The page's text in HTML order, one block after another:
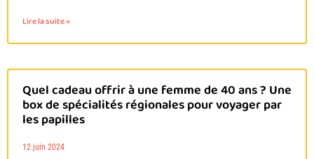
Lire la suite »
Quel cadeau offrir à une femme de 40 ans ? Une
box de spécialités régionales pour voyager par
les papilles
12 juin 2024